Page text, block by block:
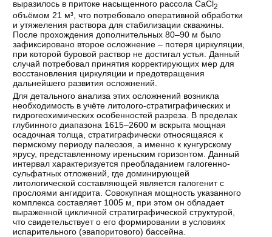
выразилось в притоке насыщенного рассола CaCl2
объёмом 21 м³, что потребовало оперативной обработки
и утяжеления раствора для стабилизации скважины.
После прохождения дополнительных 80–90 м было
зафиксировано второе осложнение – потеря циркуляции,
при которой буровой раствор не достигал устья. Данный
случай потребовал принятия корректирующих мер для
восстановления циркуляции и предотвращения
дальнейшего развития осложнений.
Для детального анализа этих осложнений возникла
необходимость в учёте литолого-стратиграфических и
гидрогеохимических особенностей разреза. В пределах
глубинного диапазона 1615–2600 м вскрыта мощная
осадочная толща, стратиграфически относящаяся к
пермскому периоду палеозоя, а именно к кунгурскому
ярусу, представленному иреньским горизонтом. Данный
интервал характеризуется преобладанием галогенно-
сульфатных отложений, где доминирующей
литологической составляющей является галогенит с
прослоями ангидрита. Совокупная мощность указанного
комплекса составляет 1005 м, при этом он обладает
выраженной цикличной стратиграфической структурой,
что свидетельствует о его формировании в условиях
испарительного (эвапоритового) бассейна.